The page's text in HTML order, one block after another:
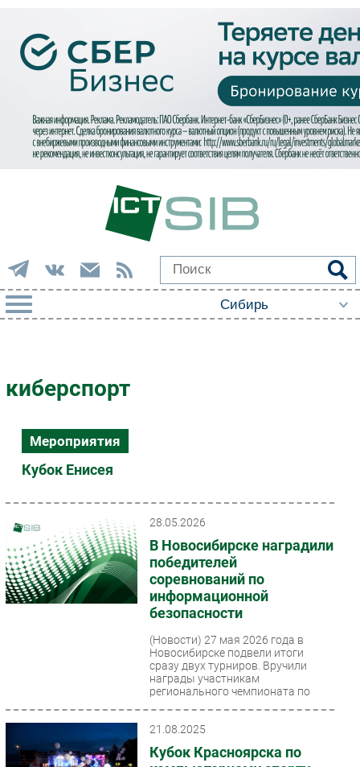
Импорто­замещение
Автоматизация Промышленности
Интернет
Мобильная связь
Фиксированная связь
Маркетинг
Торговые сети
Оборудование
ПО
Web
Безопасность
киберспорт
Мероприятия
Кубок Енисея
28.05.2026
В Новосибирске наградили
победителей
соревнований по
информационной
безопасности
(Новости) 27 мая 2026 года в
Новосибирске подвели итоги
сразу двух турниров. Вручили
награды участникам
регионального чемпионата по
21.08.2025
Кубок Красноярска по